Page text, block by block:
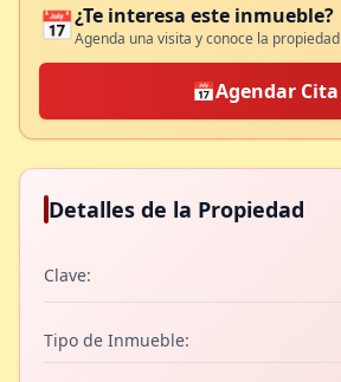
📅¿Te interesa este inmueble?
Agenda una visita y conoce la propiedad
📅Agendar Cita
Detalles de la Propiedad
Clave:
Tipo de Inmueble: